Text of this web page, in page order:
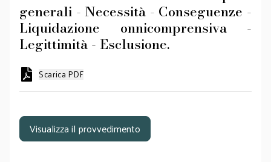
generali - Necessità - Conseguenze -
Liquidazione onnicomprensiva -
Legittimità - Esclusione.
Scarica PDF
Visualizza il provvedimento